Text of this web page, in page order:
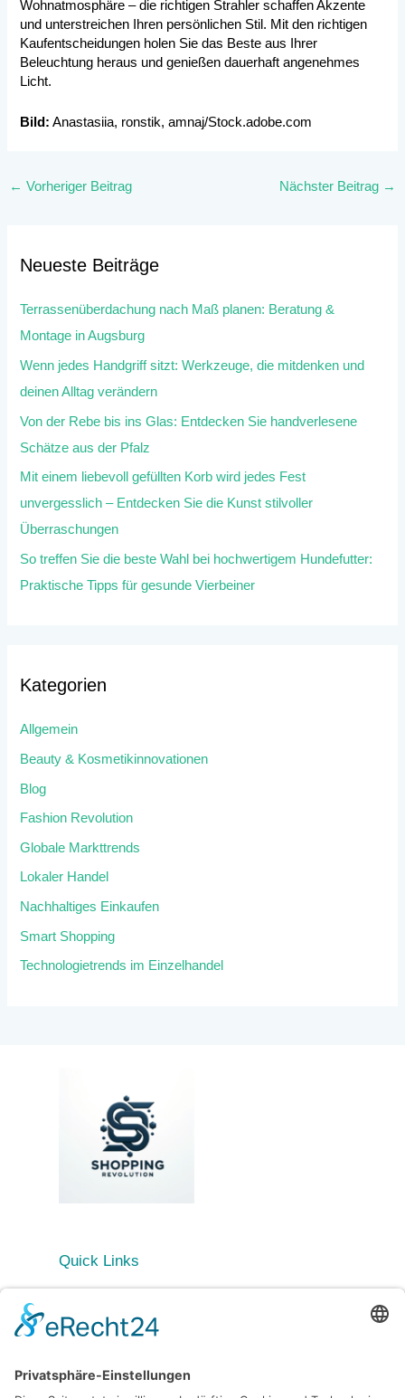
Wohnatmosphäre – die richtigen Strahler schaffen Akzente
und unterstreichen Ihren persönlichen Stil. Mit den richtigen
Kaufentscheidungen holen Sie das Beste aus Ihrer
Beleuchtung heraus und genießen dauerhaft angenehmes
Licht.
Bild: Anastasiia, ronstik, amnaj/Stock.adobe.com
← Vorheriger Beitrag Nächster Beitrag →
Neueste Beiträge
Terrassenüberdachung nach Maß planen: Beratung &
Montage in Augsburg
Wenn jedes Handgriff sitzt: Werkzeuge, die mitdenken und
deinen Alltag verändern
Von der Rebe bis ins Glas: Entdecken Sie handverlesene
Schätze aus der Pfalz
Mit einem liebevoll gefüllten Korb wird jedes Fest
unvergesslich – Entdecken Sie die Kunst stilvoller
Überraschungen
So treffen Sie die beste Wahl bei hochwertigem Hundefutter:
Praktische Tipps für gesunde Vierbeiner
Kategorien
Allgemein
Beauty & Kosmetikinnovationen
Blog
Fashion Revolution
Globale Markttrends
Lokaler Handel
Nachhaltiges Einkaufen
Smart Shopping
Technologietrends im Einzelhandel
Quick Links
Blog
Allgemein